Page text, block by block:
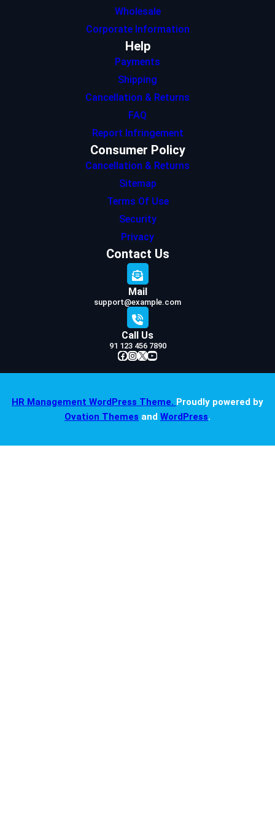
Wholesale
Corporate Information
Help
Payments
Shipping
Cancellation & Returns
FAQ
Report Infringement
Consumer Policy
Cancellation & Returns
Sitemap
Terms Of Use
Security
Privacy
Contact Us
Mail
support@example.com
Call Us
91 123 456 7890
Facebook InstagramX YouTube
HR Management WordPress Theme. Proudly powered by
Ovation Themes and WordPress.